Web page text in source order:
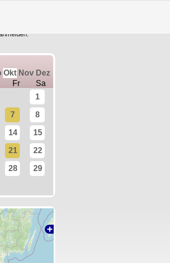
Termine in der Vergangenheit oder sind bereits
Okt Nov Dez
Fr Sa
1
7 8
14 15
21 22
28 29